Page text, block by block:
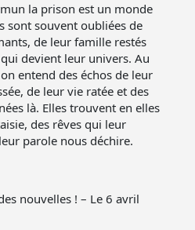
la prison est un monde
sont souvent oubliées de
de leur famille restés
devient leur univers. Au
entend des échos de leur
de leur vie ratée et des
là. Elles trouvent en elles
des rêves qui leur
parole nous déchire.
nouvelles ! – Le 6 avril